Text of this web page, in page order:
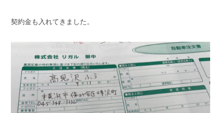
ホーム T.U.C.GROUP
契約金も入れてきました。